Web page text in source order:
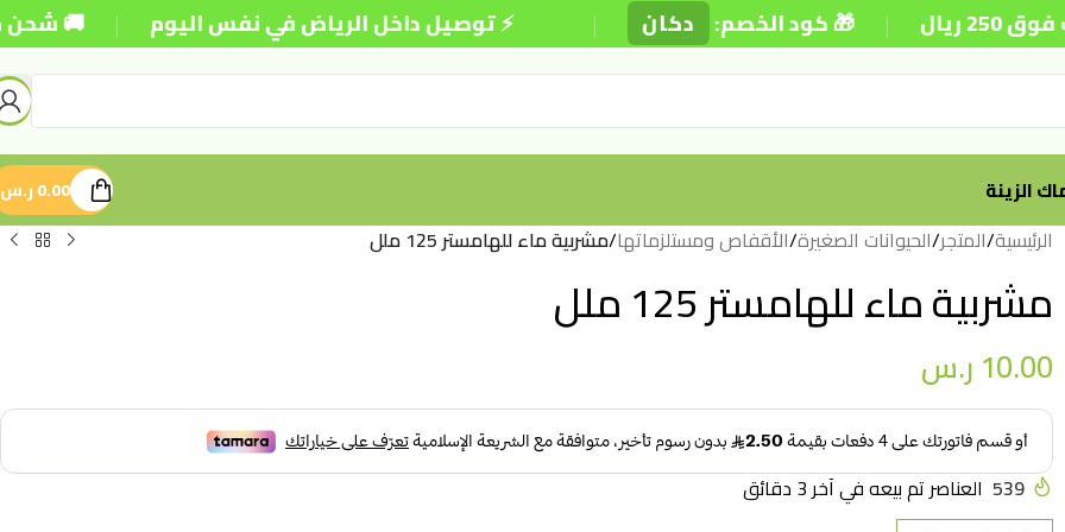
⚡ توصيل داخل الرياض في نفس اليوم | 🚚 شحن مجاني | 🎁 كود الخصم: دكان |
الزينة 0.00ر.س
الرئيسية/المتجر/الحيوانات الصغيرة/الأقفاص ومستلزماتها/مشربية ماء للهامستر 125 ملل
مشربية ماء للهامستر 125 ملل
10.00ر.س
539 العناصر تم بيعه في آخر 3 دقائق